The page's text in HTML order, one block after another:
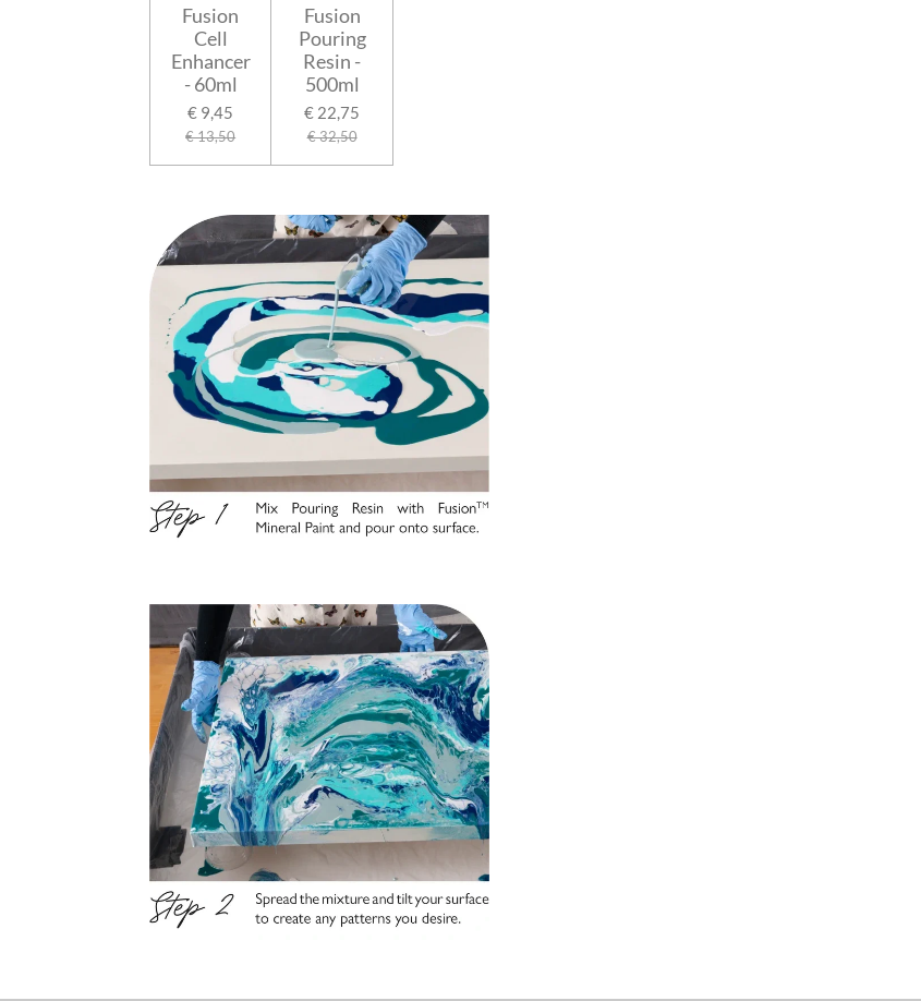
Fusion
Cell
Enhancer
- 60ml
€ 9,45
€ 13,50
Fusion
Pouring
Resin -
500ml
€ 22,75
€ 32,50